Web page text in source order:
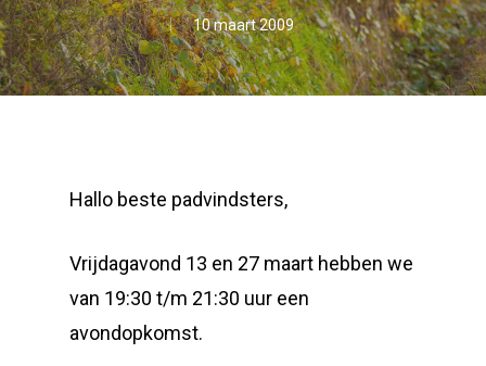
10 maart 2009
Hallo beste padvindsters,
Vrijdagavond 13 en 27 maart hebben we
van 19:30 t/m 21:30 uur een
avondopkomst.